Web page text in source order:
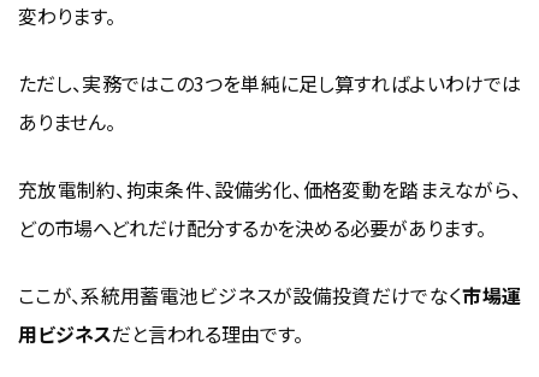
変わります。
ただし、実務ではこの3つを単純に足し算すればよいわけでは
ありません。
充放電制約、拘束条件、設備劣化、価格変動を踏まえながら、
どの市場へどれだけ配分するかを決める必要があります。
ここが、系統用蓄電池ビジネスが設備投資だけでなく市場運
用ビジネスだと言われる理由です。